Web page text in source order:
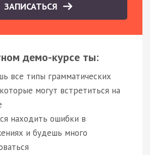
ЗАПИСАТЬСЯ
демо-курсе ты:
все типы грамматических
могут встретиться на
находить ошибки в
и будешь много